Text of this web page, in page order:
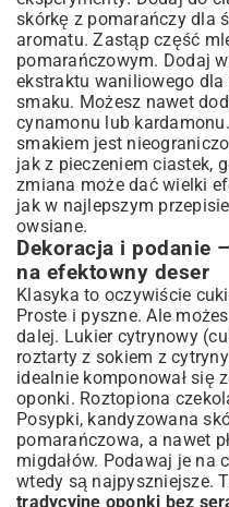
skórkę z pomarańczy dla
aromatu. Zastąp część
pomarańczowym. Dodaj
ekstraktu waniliowego dla
smaku. Możesz nawet
cynamonu lub
smakiem jest
jak z pieczeniem ciastek,
zmiana może dać wielki
jak w najlepszym
owsiane.
Dekoracja i podanie
na efektowny deser
Klasyka to oczywiście
Proste i pyszne. Ale
dalej. Lukier cytrynowy
roztarty z sokiem z
idealnie komponował się
oponki. Roztopiona
Posypki, kandyzowana
pomarańczowa, a nawet
migdałów. Podawaj je na
wtedy są najpyszniejsze.
tradycyjne oponki bez